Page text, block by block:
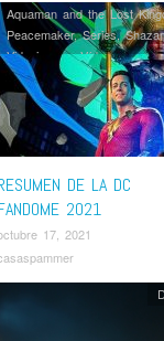
DE LA DC
2021
17, 2021
Aquaman and the Lost
Peacemaker,Series,
Videojuegos,Ví­deos